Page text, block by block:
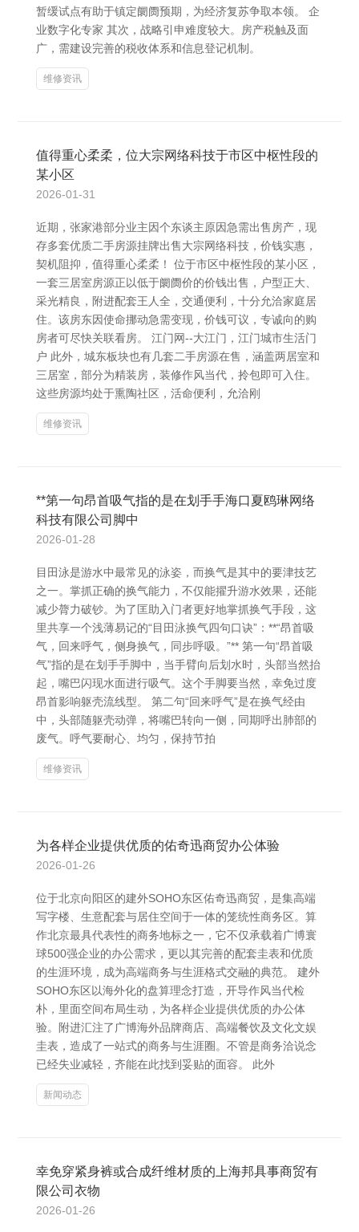
暂缓试点有助于镇定阛阓预期，为经济复苏争取本领。 企
业数字化专家 其次，战略引申难度较大。房产税触及面
广，需建设完善的税收体系和信息登记机制。
维修资讯
值得重心柔柔，位大宗网络科技于市区中枢性段的
某小区
2026-01-31
近期，张家港部分业主因个东谈主原因急需出售房产，现
存多套优质二手房源挂牌出售大宗网络科技，价钱实惠，
契机阻抑，值得重心柔柔！ 位于市区中枢性段的某小区，
一套三居室房源正以低于阛阓价的价钱出售，户型正大、
采光精良，附进配套王人全，交通便利，十分允洽家庭居
住。该房东因使命挪动急需变现，价钱可议，专诚向的购
房者可尽快关联看房。 江门网--大江门，江门城市生活门
户 此外，城东板块也有几套二手房源在售，涵盖两居室和
三居室，部分为精装房，装修作风当代，拎包即可入住。
这些房源均处于熏陶社区，活命便利，允洽刚
维修资讯
**第一句昂首吸气指的是在划手手海口夏鸥琳网络
科技有限公司脚中
2026-01-28
目田泳是游水中最常见的泳姿，而换气是其中的要津技艺
之一。掌抓正确的换气能力，不仅能擢升游水效果，还能
减少膂力破钞。为了匡助入门者更好地掌抓换气手段，这
里共享一个浅薄易记的“目田泳换气四句口诀”：**“昂首吸
气，回来呼气，侧身换气，同步呼吸。”** 第一句“昂首吸
气”指的是在划手手脚中，当手臂向后划水时，头部当然抬
起，嘴巴闪现水面进行吸气。这个手脚要当然，幸免过度
昂首影响躯壳流线型。 第二句“回来呼气”是在换气经由
中，头部随躯壳动弹，将嘴巴转向一侧，同期呼出肺部的
废气。呼气要耐心、均匀，保持节拍
维修资讯
为各样企业提供优质的佑奇迅商贸办公体验
2026-01-26
位于北京向阳区的建外SOHO东区佑奇迅商贸，是集高端
写字楼、生意配套与居住空间于一体的笼统性商务区。算
作北京最具代表性的商务地标之一，它不仅承载着广博寰
球500强企业的办公需求，更以其完善的配套圭表和优质
的生涯环境，成为高端商务与生涯格式交融的典范。 建外
SOHO东区以海外化的盘算理念打造，开导作风当代检
朴，里面空间布局生动，为各样企业提供优质的办公体
验。附进汇注了广博海外品牌商店、高端餐饮及文化文娱
圭表，造成了一站式的商务与生涯圈。不管是商务洽说念
已经失业减轻，齐能在此找到妥贴的面容。 此外
新闻动态
幸免穿紧身裤或合成纤维材质的上海邦具事商贸有
限公司衣物
2026-01-26